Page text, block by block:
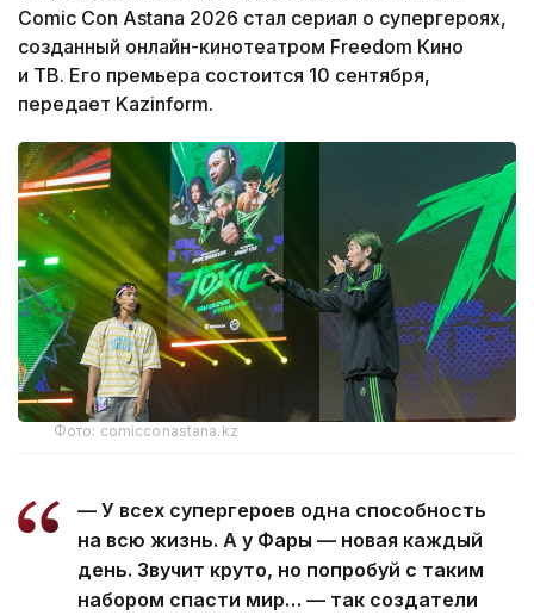
Comic Con Astana 2026 стал сериал о супергероях,
созданный онлайн-кинотеатром Freedom Кино
и ТВ. Его премьера состоится 10 сентября,
передает Kazinform.
Фото: comicconastana.kz
— У всех супергероев одна способность
на всю жизнь. А у Фары — новая каждый
день. Звучит круто, но попробуй с таким
набором спасти мир… — так создатели